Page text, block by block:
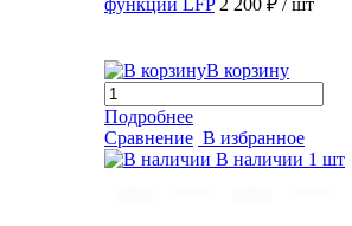
функции LFP 2 200 ₽ / шт
В корзину
Подробнее
Сравнение В избранное
В наличии 1 шт